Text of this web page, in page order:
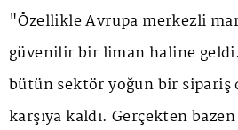
"Özellikle Avrupa merkezli
güvenilir bir liman haline
bütün sektör yoğun bir sipariş
karşıya kaldı. Gerçekten